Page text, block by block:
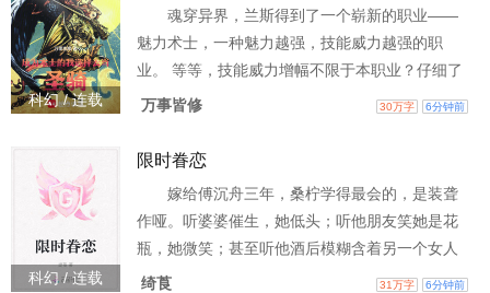
一世，传说级天赋竟然还进化了，变成了神话天
赋？ 【效果：可使任意物品跨品质阶级进
科幻 / 连载
魂穿异界，兰斯得到了一个崭新的职业——
魅力术士，一种魅力越强，技能威力越强的职
业。 等等，技能威力增幅不限于本职业？仔细了
解职业后，兰斯选择愉快地去当圣骑士。 多年以
抬起头：“你的至圣斩怎么这么厉害？” “至圣斩？”
这招才是——至圣斩！”圣光闪耀间，地狱大公被
彻底净化。
万事皆修 30万字 6分钟前
科幻 / 连载
限时眷恋
嫁给傅沉舟三年，桑柠学得最会的，是装聋
作哑。听婆婆催生，她低头；听他朋友笑她是花
瓶，她微笑；甚至听他酒后模糊含着另一个女人
的名字，她也只是默默关上门。 所有人包括傅沉
绮莨 31万字 6分钟前